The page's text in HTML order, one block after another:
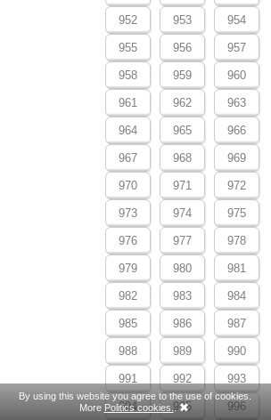
952 953 954
955 956 957
958 959 960
961 962 963
964 965 966
967 968 969
970 971 972
973 974 975
976 977 978
979 980 981
982 983 984
985 986 987
988 989 990
991 992 993
994 995 996
By using this website you agree to the use of cookies.
More Politics cookies. .